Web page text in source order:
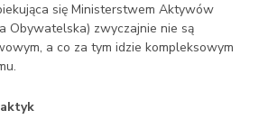
się Ministerstwem Aktywów
Obywatelska) zwyczajnie nie są
a co za tym idzie kompleksowym